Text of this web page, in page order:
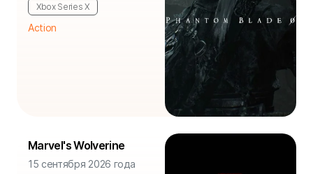
Xbox Series X
Action
Marvel's Wolverine
15 сентября 2026 года